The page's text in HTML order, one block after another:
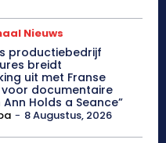
Nieuws
productiebedrijf
breidt
uit met Franse
documentaire
Holds a Seance”
- 8 Augustus, 2026